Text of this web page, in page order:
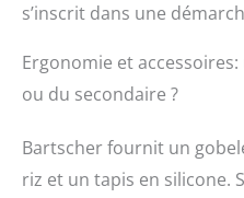
s’inscrit dans une
Ergonomie et
ou du secondaire ?
Bartscher fournit un
riz et un tapis en silicone.